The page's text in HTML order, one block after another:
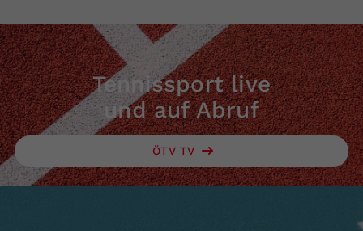
Tennissport live
und auf Abruf
ÖTV TV